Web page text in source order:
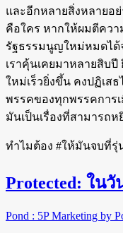
และอีกหลายสิ่งหลายอ
คือใคร หากให้ผมตีควา
รัฐธรรมนูญใหม่หมดได้
เราคุ้นเคยมาหลายสิบ
ใหม่เร็วยิ่งขึ้น คงปฏิเส
พรรคของทุกพรรคการ
มันเป็นเรื่องที่สามารถ
ทำไมต้อง #ให้มันจบที่รุ่
Protected: ใน
Pond : 5P Marketing by